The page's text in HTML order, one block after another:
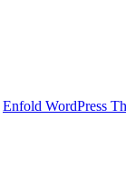
Enfold WordPress